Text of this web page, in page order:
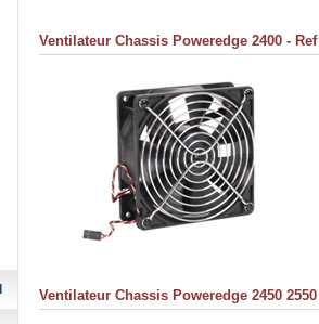
Ventilateur Chassis Poweredge 2400 - Ref
Ventilateur Chassis Poweredge 2450 2550